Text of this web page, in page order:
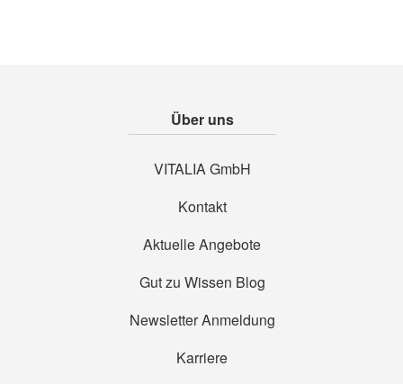
Über uns
VITALIA GmbH
Kontakt
Aktuelle Angebote
Gut zu Wissen Blog
Newsletter Anmeldung
Karriere